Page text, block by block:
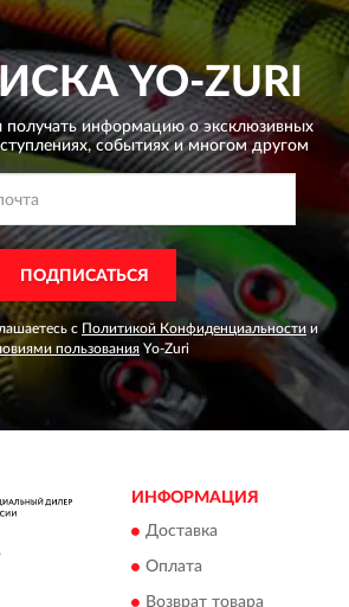
YO-ZURI
информацию о эксклюзивных
событиях и многом другом
ПОДПИСАТЬСЯ
с Политикой Конфиденциальности и
пользования Yo-Zuri
ИНФОРМАЦИЯ
Доставка
Оплата
Возврат товара